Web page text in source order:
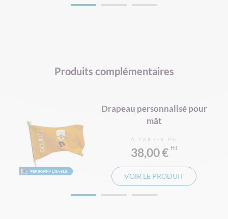
Produits complémentaires
Drapeau personnalisé pour
mât
À PARTIR DE
38,00 €
VOIR LE PRODUIT